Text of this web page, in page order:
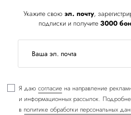
Укажите свою эл. почту,
подписки и получите 3000
Я даю согласие на направление
и информационных рассылок.
в политике обработки персональных